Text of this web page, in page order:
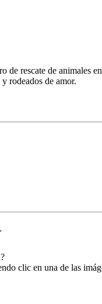
de rescate de
rodeados de amor.
clic en una de las